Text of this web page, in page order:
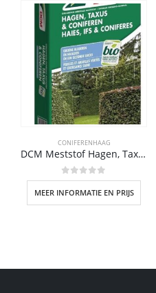
CONIFERENHAAG
DCM Meststof Hagen, Taxus & Coniferen – Siertuin meststof – 10 kg
0out of 5
MEER INFORMATIE EN PRIJS